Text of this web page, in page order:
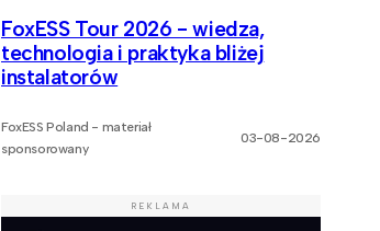
FoxESS Tour 2026 - wiedza,
technologia i praktyka bliżej
instalatorów
FoxESS Poland - materiał
sponsorowany
03-08-2026
REKLAMA